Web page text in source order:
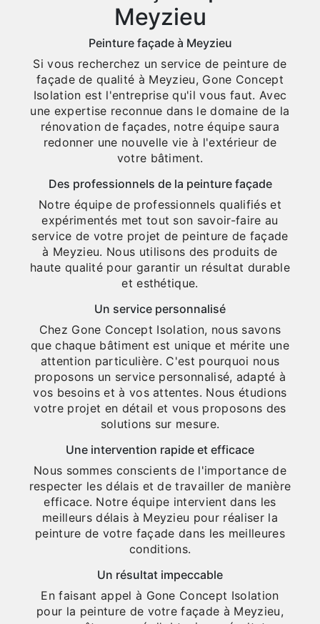
Meyzieu
Peinture façade à Meyzieu
Si vous recherchez un service de peinture de
façade de qualité à Meyzieu, Gone Concept
Isolation est l'entreprise qu'il vous faut. Avec
une expertise reconnue dans le domaine de la
rénovation de façades, notre équipe saura
redonner une nouvelle vie à l'extérieur de
votre bâtiment.
Des professionnels de la peinture façade
Notre équipe de professionnels qualifiés et
expérimentés met tout son savoir-faire au
service de votre projet de peinture de façade
à Meyzieu. Nous utilisons des produits de
haute qualité pour garantir un résultat durable
et esthétique.
Un service personnalisé
Chez Gone Concept Isolation, nous savons
que chaque bâtiment est unique et mérite une
attention particulière. C'est pourquoi nous
proposons un service personnalisé, adapté à
vos besoins et à vos attentes. Nous étudions
votre projet en détail et vous proposons des
solutions sur mesure.
Une intervention rapide et efficace
Nous sommes conscients de l'importance de
respecter les délais et de travailler de manière
efficace. Notre équipe intervient dans les
meilleurs délais à Meyzieu pour réaliser la
peinture de votre façade dans les meilleures
conditions.
Un résultat impeccable
En faisant appel à Gone Concept Isolation
pour la peinture de votre façade à Meyzieu,